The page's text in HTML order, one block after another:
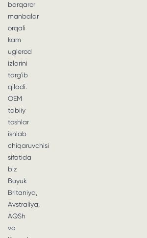
barqaror
manbalar
orqali
kam
uglerod
izlarini
targ'ib
qiladi.
OEM
tabiiy
toshlar
ishlab
chiqaruvchisi
sifatida
biz
Buyuk
Britaniya,
Avstraliya,
AQSh
va